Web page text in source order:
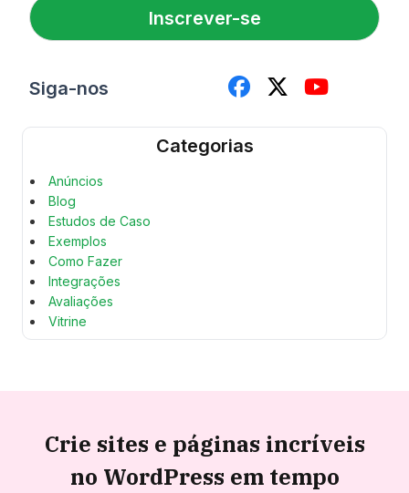
o
m
l
*
Inscrever-se
Siga-nos
Categorias
Anúncios
Blog
Estudos de Caso
Exemplos
Como Fazer
Integrações
Avaliações
Vitrine
Crie sites e páginas incríveis
no WordPress em tempo